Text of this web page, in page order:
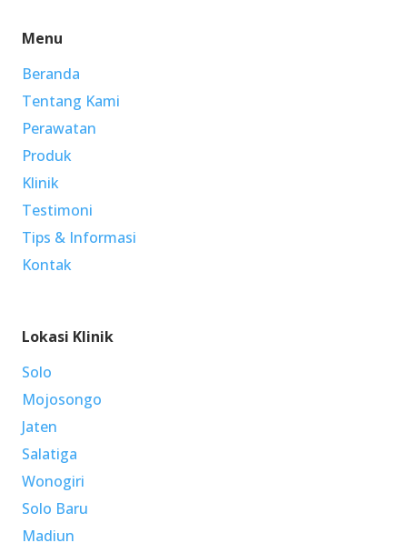
Menu
Beranda
Tentang Kami
Perawatan
Produk
Klinik
Testimoni
Tips & Informasi
Kontak
Lokasi Klinik
Solo
Mojosongo
Jaten
Salatiga
Wonogiri
Solo Baru
Madiun